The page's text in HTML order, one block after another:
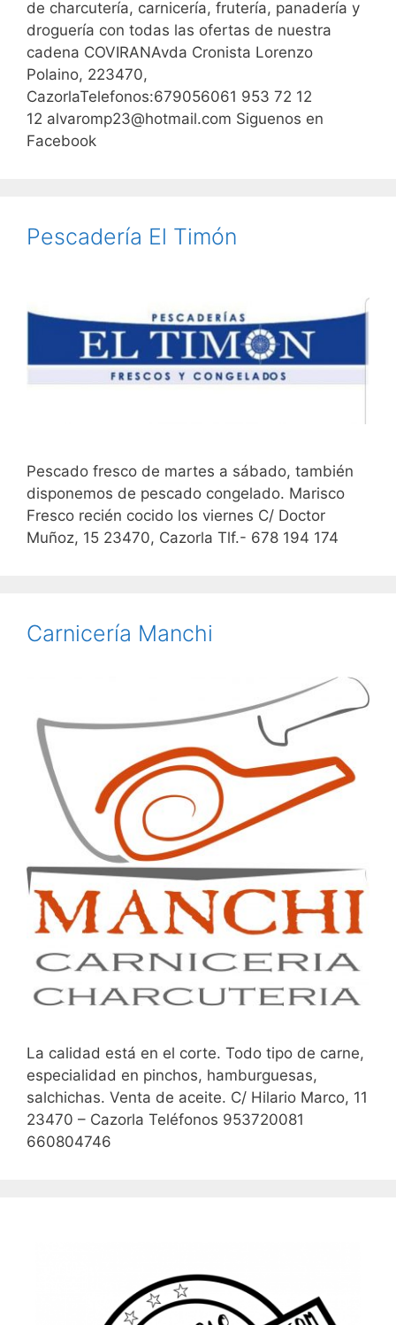
de charcutería, carnicería, frutería, panadería y
droguería con todas las ofertas de nuestra
cadena COVIRANAvda Cronista Lorenzo
Polaino, 223470,
CazorlaTelefonos:679056061 953 72 12
12 alvaromp23@hotmail.com Siguenos en
Facebook
Pescadería El Timón
Pescado fresco de martes a sábado, también
disponemos de pescado congelado. Marisco
Fresco recién cocido los viernes C/ Doctor
Muñoz, 15 23470, Cazorla Tlf.- 678 194 174
Carnicería Manchi
La calidad está en el corte. Todo tipo de carne,
especialidad en pinchos, hamburguesas,
salchichas. Venta de aceite. C/ Hilario Marco, 11
23470 – Cazorla Teléfonos 953720081
660804746